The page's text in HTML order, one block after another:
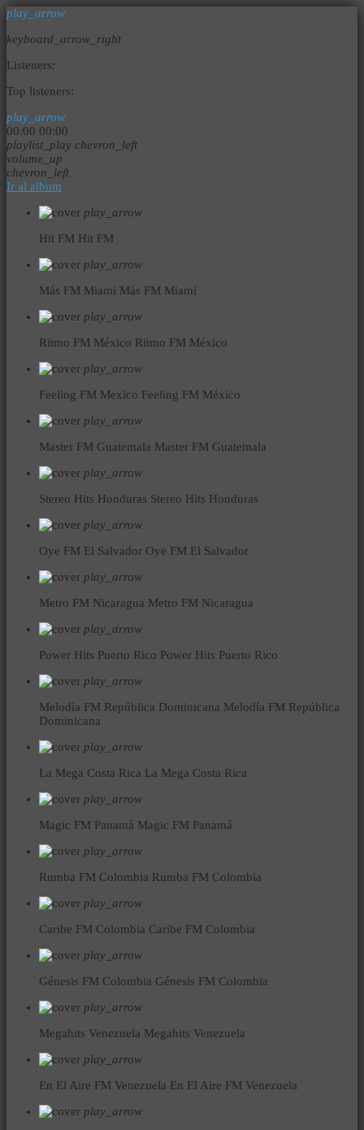
play_arrow
keyboard_arrow_right
Listeners:
Top listeners:
play_arrow
00:00 00:00
playlist_play chevron_left
volume_up
chevron_left
Ir al album
play_arrow
Hit FM Hit FM
play_arrow
Más FM Miami Más FM Miami
play_arrow
Ritmo FM México Ritmo FM México
play_arrow
Feeling FM Mexico Feeling FM México
play_arrow
Master FM Guatemala Master FM Guatemala
play_arrow
Stereo Hits Honduras Stereo Hits Honduras
play_arrow
Oye FM El Salvador Oye FM El Salvador
play_arrow
Metro FM Nicaragua Metro FM Nicaragua
play_arrow
Power Hits Puerto Rico Power Hits Puerto Rico
play_arrow
Melodía FM República Dominicana Melodía FM República
Dominicana
play_arrow
La Mega Costa Rica La Mega Costa Rica
play_arrow
Magic FM Panamá Magic FM Panamá
play_arrow
Rumba FM Colombia Rumba FM Colombia
play_arrow
Caribe FM Colombia Caribe FM Colombia
play_arrow
Génesis FM Colombia Génesis FM Colombia
play_arrow
Megahits Venezuela Megahits Venezuela
play_arrow
En El Aire FM Venezuela En El Aire FM Venezuela
play_arrow